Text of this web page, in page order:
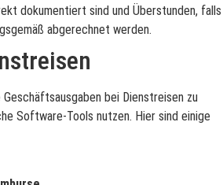
dokumentiert sind und Überstunden, falls
abgerechnet werden.
bei Dienstreisen zu
Software-Tools nutzen. Hier sind einige